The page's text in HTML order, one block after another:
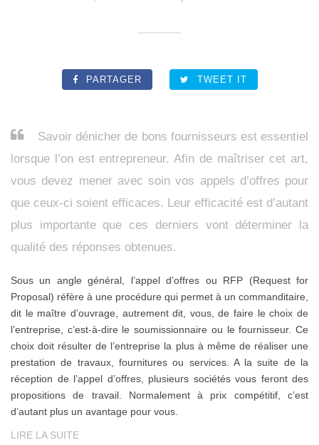
PARTAGER TWEET IT
Savoir dénicher de bons fournisseurs est essentiel
lorsque l’on est entrepreneur. Afin de maîtriser cet art,
vous devez mener avec soin vos appels d’offres pour
que ceux-ci soient efficaces. Leur efficacité est d’autant
plus importante que ces derniers vont déterminer la
qualité des réponses obtenues.
Sous un angle général, l’appel d’offres ou RFP (Request for
Proposal) réfère à une procédure qui permet à un commanditaire,
dit le maître d’ouvrage, autrement dit, vous, de faire le choix de
l’entreprise, c’est-à-dire le soumissionnaire ou le fournisseur. Ce
choix doit résulter de l’entreprise la plus à même de réaliser une
prestation de travaux, fournitures ou services. A la suite de la
réception de l’appel d’offres, plusieurs sociétés vous feront des
propositions de travail. Normalement à prix compétitif, c’est
d’autant plus un avantage pour vous.
LIRE LA SUITE